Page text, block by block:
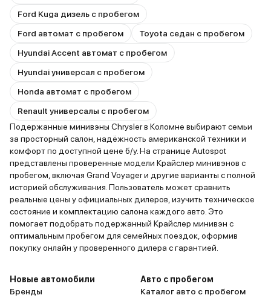
Ford Kuga дизель с пробегом
Ford автомат с пробегом
Toyota седан с пробегом
Hyundai Accent автомат с пробегом
Hyundai универсал с пробегом
Honda автомат с пробегом
Renault универсалы с пробегом
Подержанные минивэны Chrysler в Коломне выбирают семьи
за просторный салон, надёжность американской техники и
комфорт по доступной цене б/у. На странице Autospot
представлены проверенные модели Крайслер минивэнов с
пробегом, включая Grand Voyager и другие варианты с полной
историей обслуживания. Пользователь может сравнить
реальные цены у официальных дилеров, изучить техническое
состояние и комплектацию салона каждого авто. Это
помогает подобрать подержанный Крайслер минивэн с
оптимальным пробегом для семейных поездок, оформив
покупку онлайн у проверенного дилера с гарантией.
Новые автомобили
Бренды
Авто с пробегом
Каталог авто с пробегом